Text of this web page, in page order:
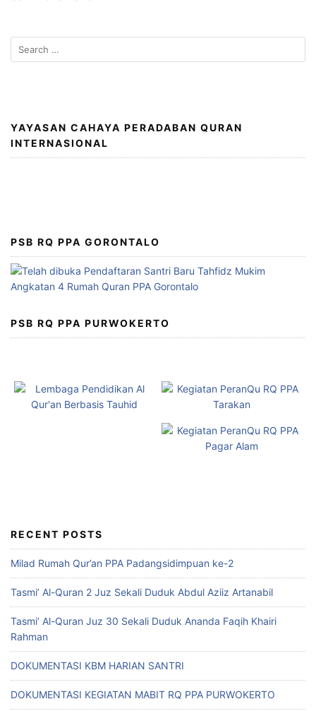
Search
for:
YAYASAN CAHAYA PERADABAN QURAN
INTERNASIONAL
PSB RQ PPA GORONTALO
PSB RQ PPA PURWOKERTO
RECENT POSTS
Milad Rumah Qur’an PPA Padangsidimpuan ke-2
Tasmi’ Al-Quran 2 Juz Sekali Duduk Abdul Aziiz Artanabil
Tasmi’ Al-Quran Juz 30 Sekali Duduk Ananda Faqih Khairi
Rahman
DOKUMENTASI KBM HARIAN SANTRI
DOKUMENTASI KEGIATAN MABIT RQ PPA PURWOKERTO